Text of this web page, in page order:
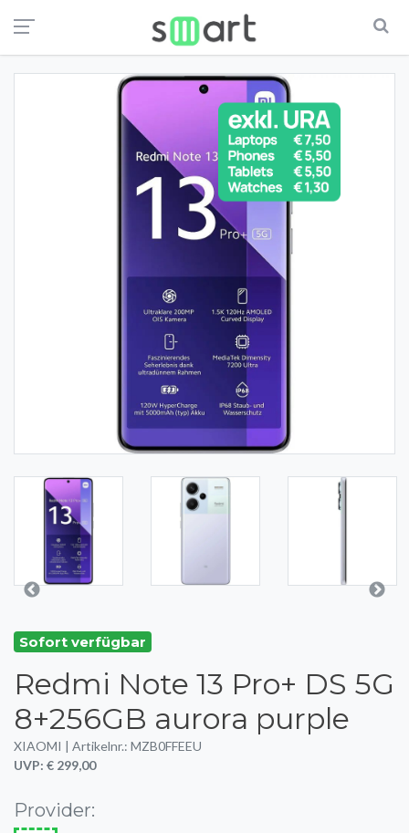
Sofort verfügbar
Redmi Note 13 Pro+ DS 5G
8+256GB aurora purple
XIAOMI | Artikelnr.: MZB0FFEEU
UVP: € 299,00
Provider: